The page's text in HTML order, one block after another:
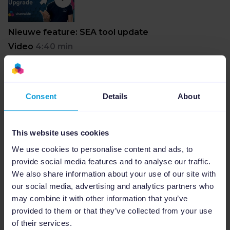
Consent Details About
This website uses cookies
We use cookies to personalise content and ads, to
provide social media features and to analyse our traffic.
We also share information about your use of our site with
our social media, advertising and analytics partners who
may combine it with other information that you’ve
provided to them or that they’ve collected from your use
of their services.
Nieuwe feature: SEA tool update
Video 4:40 min
Video 4:16
Product Updates Q3, 2022
Video